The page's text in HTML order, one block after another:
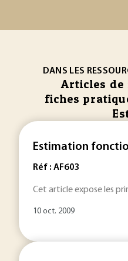
DANS LES
Articles de
fiches
Estimation
Réf : AF603
Cet article expose les
10 oct. 2009